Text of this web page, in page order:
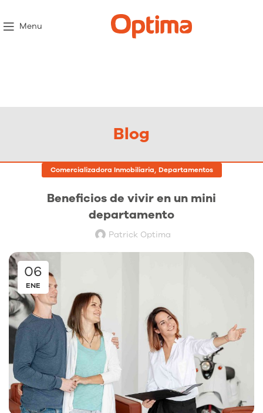
Menu
Blog
Comercializadora Inmobiliaria, Departamentos
Beneficios de vivir en un mini
departamento
Patrick Optima
06
ENE